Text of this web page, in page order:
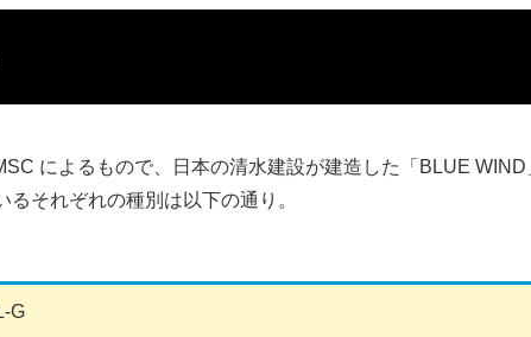
によるもので、日本の清水建設が建造した「BLUE WIND
それぞれの種別は以下の通り。
G